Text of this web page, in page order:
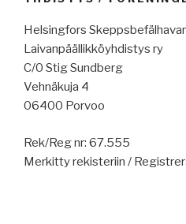
Helsingfors
Laivanpäällikköyhdistys ry
C/0 Stig Sundberg
Vehnäkuja 4
06400 Porvoo
Rek/Reg nr: 67.555
Merkitty rekisteriin /